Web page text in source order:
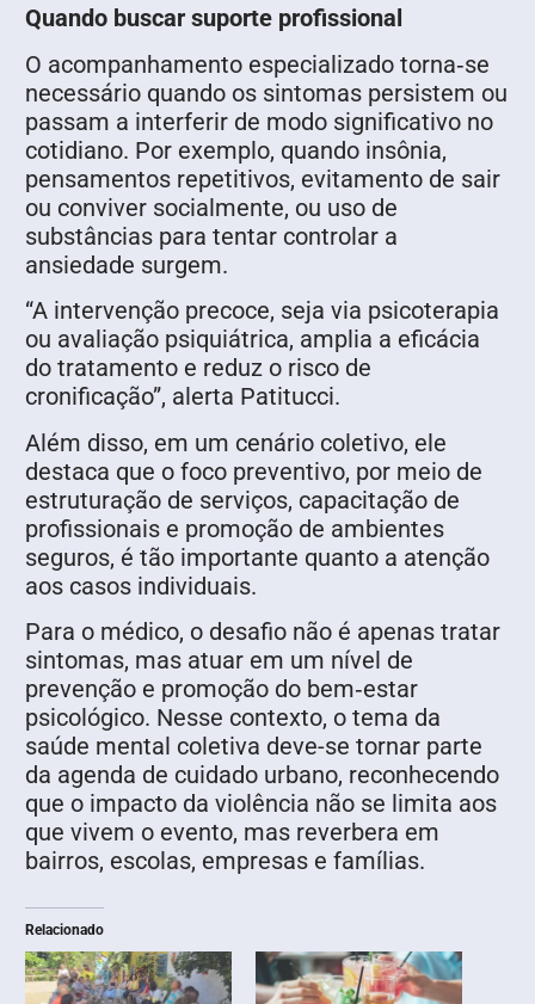
Quando buscar suporte profissional
O acompanhamento especializado torna‑se
necessário quando os sintomas persistem ou
passam a interferir de modo significativo no
cotidiano. Por exemplo, quando insônia,
pensamentos repetitivos, evitamento de sair
ou conviver socialmente, ou uso de
substâncias para tentar controlar a
ansiedade surgem.
“A intervenção precoce, seja via psicoterapia
ou avaliação psiquiátrica, amplia a eficácia
do tratamento e reduz o risco de
cronificação”, alerta Patitucci.
Além disso, em um cenário coletivo, ele
destaca que o foco preventivo, por meio de
estruturação de serviços, capacitação de
profissionais e promoção de ambientes
seguros, é tão importante quanto a atenção
aos casos individuais.
Para o médico, o desafio não é apenas tratar
sintomas, mas atuar em um nível de
prevenção e promoção do bem‑estar
psicológico. Nesse contexto, o tema da
saúde mental coletiva deve-se tornar parte
da agenda de cuidado urbano, reconhecendo
que o impacto da violência não se limita aos
que vivem o evento, mas reverbera em
bairros, escolas, empresas e famílias.
Relacionado